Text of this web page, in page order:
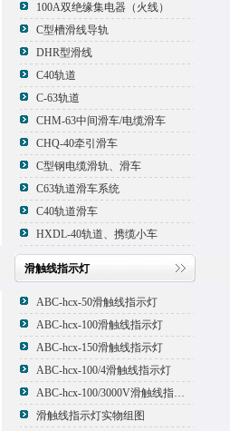
100A双绝缘集电器（火线）
C型槽滑线导轨
DHR型滑线
C40轨道
C-63轨道
CHM-63中间滑车/电缆滑车
CHQ-40牵引滑车
C型钢电缆滑轨、滑车
C63轨道滑车系统
C40轨道滑车
HXDL-40轨道、携缆小车
滑触线指示灯
ABC-hcx-50滑触线指示灯
ABC-hcx-100滑触线指示灯
ABC-hcx-150滑触线指示灯
ABC-hcx-100/4滑触线指示灯
ABC-hcx-100/3000V滑触线指示灯
滑触线指示灯实物组图